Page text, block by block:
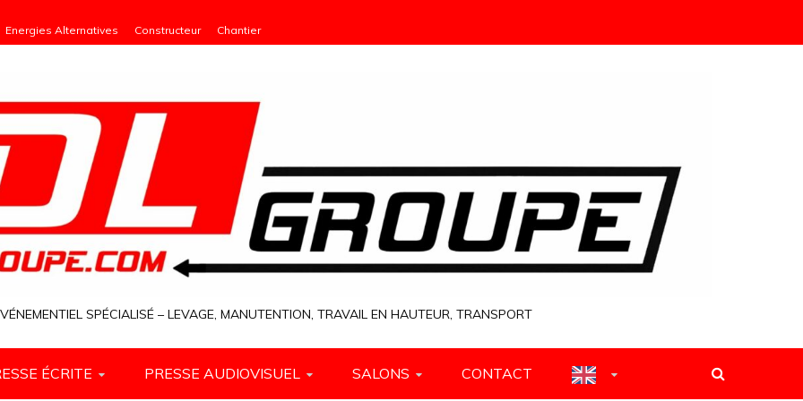
Energies Alternatives Constructeur Chantier
SPÉCIALISÉ – LEVAGE, MANUTENTION, TRAVAIL EN HAUTEUR, TRANSPORT
ÉCRITE PRESSE AUDIOVISUEL SALONS CONTACT